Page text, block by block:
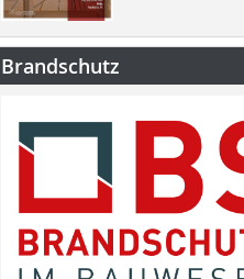
Brandschutz